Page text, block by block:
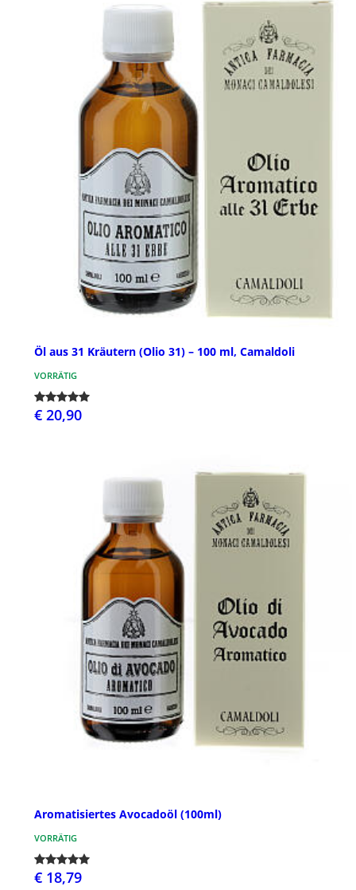
Öl aus 31 Kräutern (Olio 31) – 100 ml, Camaldoli
VORRÄTIG
€ 20,90
Aromatisiertes Avocadoöl (100ml)
VORRÄTIG
€ 18,79